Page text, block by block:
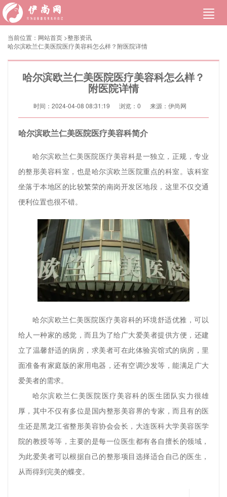
当前位置： 网站首页 >整形资讯
哈尔滨欧兰仁美医院医疗美容科怎么样？附医院详情
哈尔滨欧兰仁美医院医疗美容科怎么样？
附医院详情
时间：2024-04-08 08:31:19 浏览： 0 来源：伊尚网
哈尔滨欧兰仁美医院医疗美容科简介
哈尔滨欧兰仁美医院医疗美容科是一独立，正规，专业
的整形美容科室，也是哈尔滨欧兰医院重点的科室。该科室
坐落于本地区的比较繁荣的南岗开发区地段，这里不仅交通
便利位置也很不错。
哈尔滨欧兰仁美医院医疗美容科的环境舒适优雅，可以
给人一种家的感觉，而且为了给广大爱美者提供方便，还建
立了温馨舒适的病房，求美者可在此体验宾馆式的病房，里
面准备有家庭版的家用电器，还有空调沙发等，能满足广大
爱美者的需求。
哈尔滨欧兰仁美医院医疗美容科的医生团队实力很雄
厚，其中不仅有多位是国内整形美容界的专家，而且有的医
生还是黑龙江省整形美容协会会长，大连医科大学美容医学
院的教授等等，主要的是每一位医生都有各自擅长的领域，
为此爱美者可以根据自己的整形项目选择适合自己的医生，
从而得到完美的蝶变。